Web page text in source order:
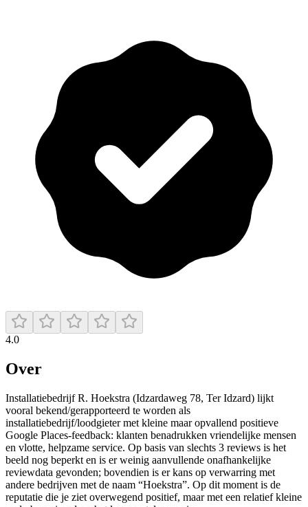
4.0
Over
Installatiebedrijf R. Hoekstra (Idzardaweg 78, Ter Idzard) lijkt
vooral bekend/gerapporteerd te worden als
installatiebedrijf/loodgieter met kleine maar opvallend positieve
Google Places-feedback: klanten benadrukken vriendelijke mensen
en vlotte, helpzame service. Op basis van slechts 3 reviews is het
beeld nog beperkt en is er weinig aanvullende onafhankelijke
reviewdata gevonden; bovendien is er kans op verwarring met
andere bedrijven met de naam “Hoekstra”. Op dit moment is de
reputatie die je ziet overwegend positief, maar met een relatief kleine